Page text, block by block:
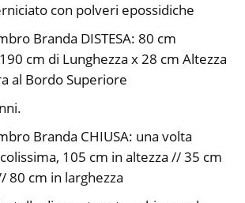
con polveri epossidiche
Branda DISTESA: 80 cm
cm di Lunghezza x 28 cm Altezza
al Bordo Superiore
Branda CHIUSA: una volta
105 cm in altezza // 35 cm
80 cm in larghezza